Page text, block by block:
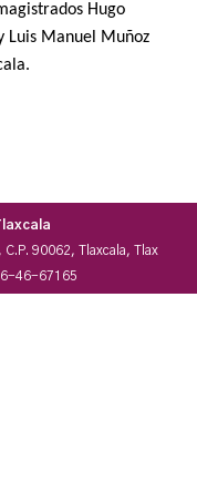
Hugo
Luis Manuel Muñoz
C.P. 90062, Tlaxcala, Tlax
46-67165